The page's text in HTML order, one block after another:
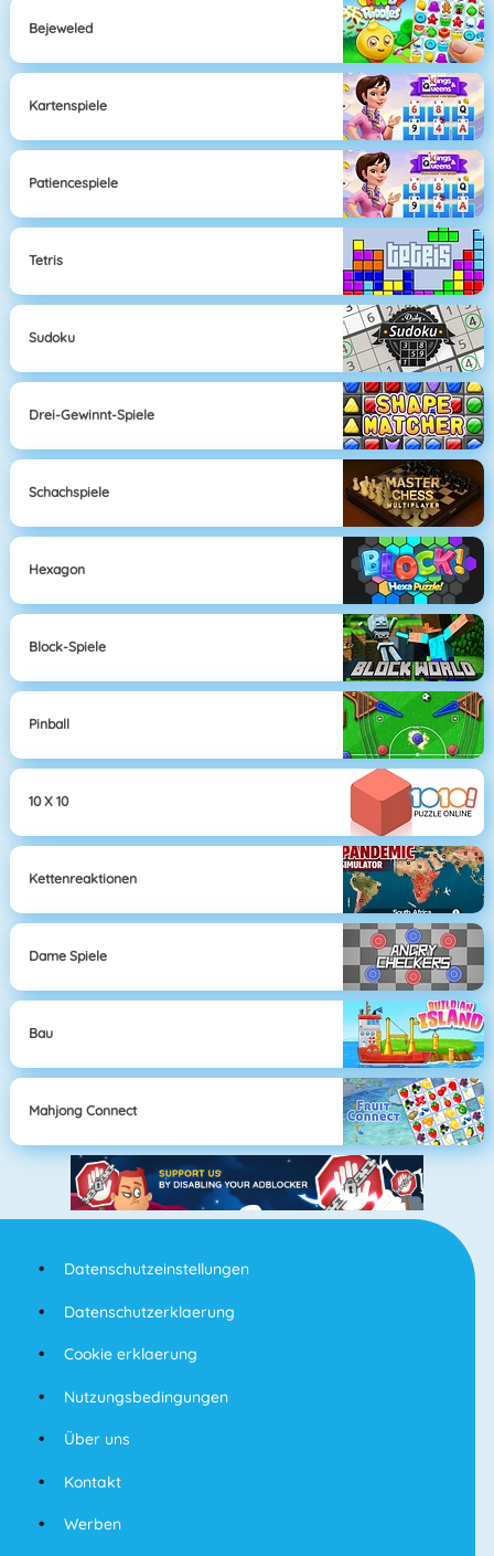
Bejeweled
Kartenspiele
Patiencespiele
Tetris
Sudoku
Drei-Gewinnt-Spiele
Schachspiele
Hexagon
Block-Spiele
Pinball
10 X 10
Kettenreaktionen
Dame Spiele
Bau
Mahjong Connect
Datenschutzeinstellungen
Datenschutzerklaerung
Cookie erklaerung
Nutzungsbedingungen
Über uns
Kontakt
Werben